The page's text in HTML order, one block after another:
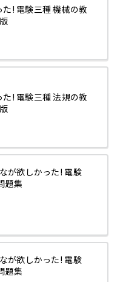
! 電験三種 機械の教
! 電験三種 法規の教
が欲しかった! 電験
題集
が欲しかった! 電験
題集